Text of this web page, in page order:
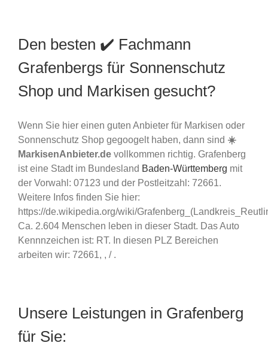
Den besten ✔️ Fachmann
Grafenbergs für Sonnenschutz
Shop und Markisen gesucht?
Wenn Sie hier einen guten Anbieter für Markisen oder
Sonnenschutz Shop gegoogelt haben, dann sind ☀️
MarkisenAnbieter.de vollkommen richtig. Grafenberg
ist eine Stadt im Bundesland Baden-Württemberg mit
der Vorwahl: 07123 und der Postleitzahl: 72661.
Weitere Infos finden Sie hier:
https://de.wikipedia.org/wiki/
Ca. 2.604 Menschen leben in dieser Stadt. Das Auto
Kennnzeichen ist: RT. In diesen PLZ Bereichen
arbeiten wir: 72661, , / .
Unsere Leistungen in Grafenberg
für Sie: